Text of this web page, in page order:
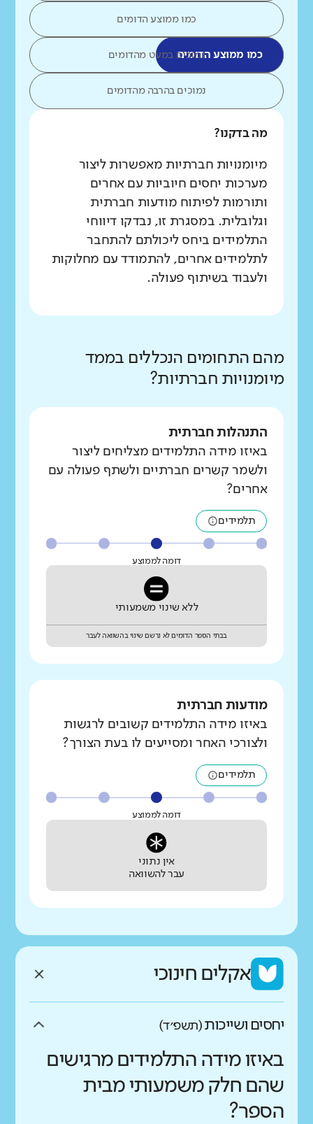
כמו ממוצע הדומים
כמו ממוצע הדומיםנמוכים במעט מהדומים
נמוכים בהרבה מהדומים
מה בדקנו?
מיומנויות חברתיות מאפשרות ליצור
מערכות יחסים חיוביות עם אחרים
ותורמות לפיתוח מודעות חברתית
וגלובלית. במסגרת זו, נבדקו דיווחי
התלמידים ביחס ליכולתם להתחבר
לתלמידים אחרים, להתמודד עם מחלוקות
ולעבוד בשיתוף פעולה.
מהם התחומים הנכללים בממד
מיומנויות חברתיות?
התנהלות חברתית
באיזו מידה התלמידים מצליחים ליצור
ולשמר קשרים חברתיים ולשתף פעולה עם
אחרים?
תלמידים
דומה לממוצע
ללא שינוי משמעותי
בבתי הספר הדומים לא נרשם שינוי בהשוואה לעבר
מודעות חברתית
באיזו מידה התלמידים קשובים לרגשות
ולצורכי האחר ומסייעים לו בעת הצורך?
תלמידים
דומה לממוצע
אין נתוני
עבר להשוואה
אקלים חינוכי
יחסים ושייכות(תשפ״ד)
באיזו מידה התלמידים מרגישים
שהם חלק משמעותי מבית
הספר?